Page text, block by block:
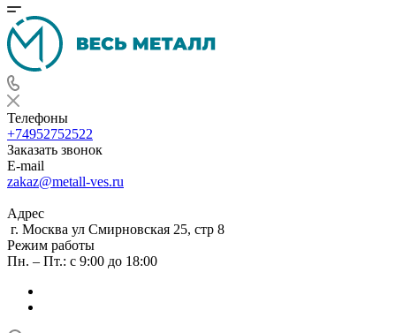
Телефоны
+74952752522
Заказать звонок
E-mail
zakaz@metall-ves.ru
Адрес
г. Москва ул Смирновская 25, стр 8
Режим работы
Пн. – Пт.: с 9:00 до 18:00